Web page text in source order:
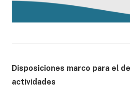
Disposiciones marco para el
actividades